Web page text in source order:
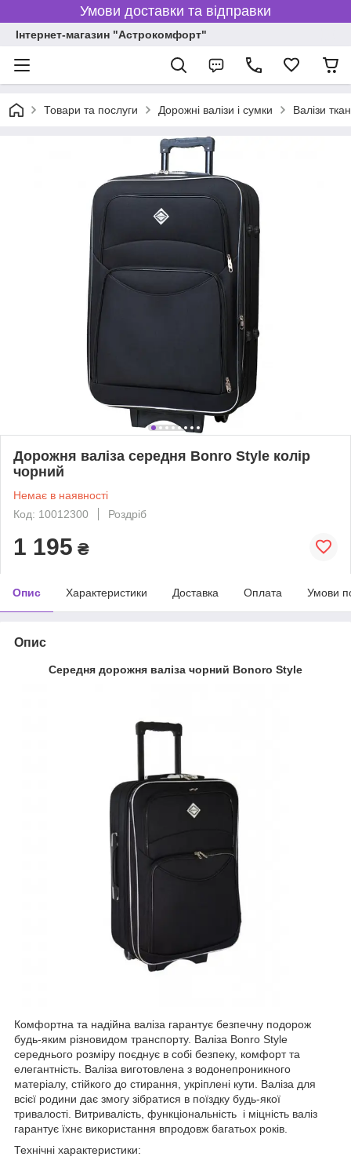
Умови доставки та відправки
Інтернет-магазин "Астрокомфорт"
Товари та послуги Дорожні валізи і сумки Валізи
Дорожня валіза середня Bonro Style колір
чорний
Немає в наявності
Код: 10012300
Роздріб
1 195 ₴
Опис Характеристики Доставка Оплата Умови
Опис
Середня дорожня валіза чорний Bonoro Style
Комфортна та надійна валіза гарантує безпечну подорож
будь-яким різновидом транспорту. Валіза Bonro Style
середнього розміру поєднує в собі безпеку, комфорт та
елегантність. Валіза виготовлена з водонепроникного
матеріалу, стійкого до стирання, укріплені кути. Валіза для
всієї родини дає змогу зібратися в поїздку будь-якої
тривалості. Витривалість, функціональність і міцність валіз
гарантує їхнє використання впродовж багатьох років.
Технічні характеристики: